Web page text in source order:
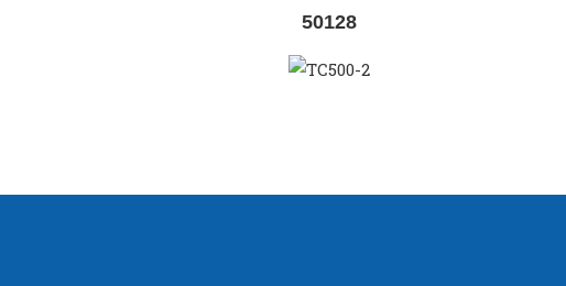
50128